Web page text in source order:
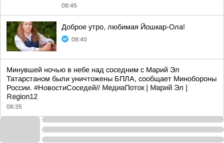
08:45
Доброе утро, любимая Йошкар-Ола!
08:40
Минувшей ночью в небе над соседним с Марий Эл
Татарстаном были уничтожены БПЛА, сообщает Минобороны
России. #НовостиСоседей// МедиаПоток | Марий Эл |
Region12
08:35